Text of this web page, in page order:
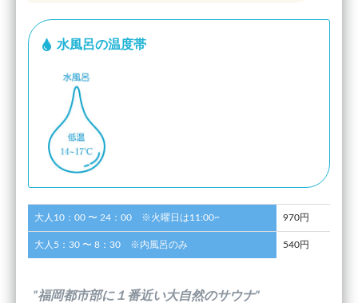
水風呂の温度帯
大人10：00 〜 24：00 ※火曜日は11:00~ 970円
大人5：30 〜 8：30 ※内風呂のみ 540円
”福岡都市部に１番近い大自然のサウナ”